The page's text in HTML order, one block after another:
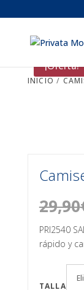
INICIO /
¡Oferta!
29,90
PRI2540
rápido y
TALLA